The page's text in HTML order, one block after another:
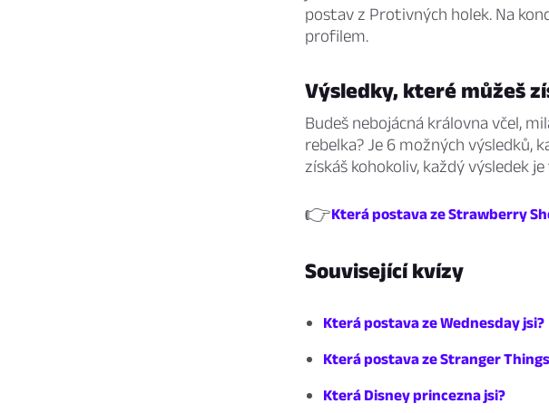
postav z Protivných holek. Na
profilem.
Výsledky, které můžeš
Budeš nebojácná královna včel,
rebelka? Je 6 možných výsledků,
získáš kohokoliv, každý výsledek
👉Která postava ze Strawberry
Související kvízy
Která postava ze Wednesday jsi?
Která postava ze Stranger
Která Disney princezna jsi?